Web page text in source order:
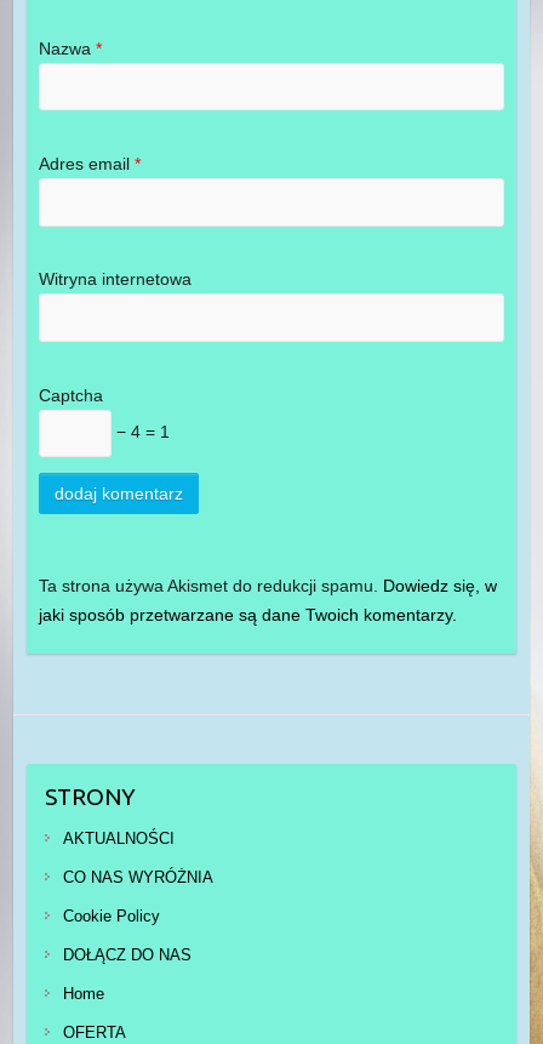
Nazwa *
Adres email *
Witryna internetowa
Captcha
− 4 = 1
Ta strona używa Akismet do redukcji spamu. Dowiedz się, w
jaki sposób przetwarzane są dane Twoich komentarzy.
STRONY
AKTUALNOŚCI
CO NAS WYRÓŻNIA
Cookie Policy
DOŁĄCZ DO NAS
Home
OFERTA